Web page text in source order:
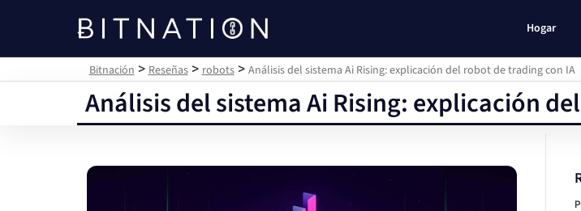
Bitnación
Hogar
Bitnación >Reseñas>robots> Análisis del sistema Ai Rising: explicación del robot de trading con IA
Análisis del sistema Ai Rising: explicación